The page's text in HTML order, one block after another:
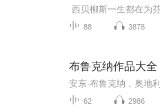
88 3878
布鲁克纳作品大全
62 2986